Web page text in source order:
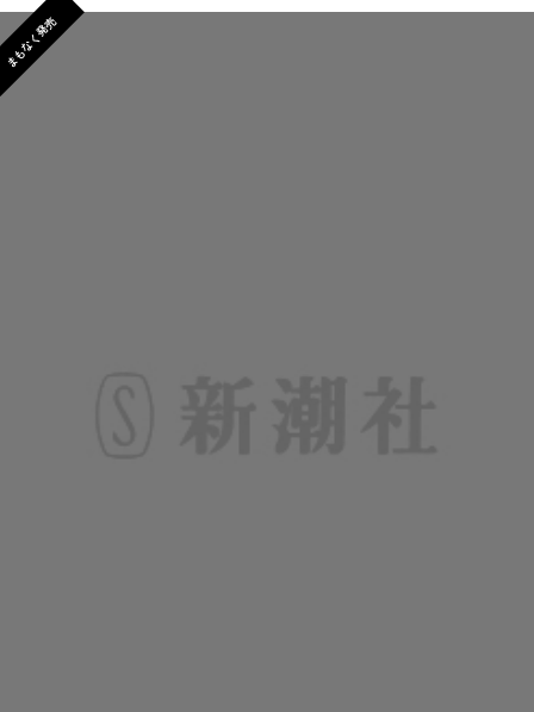
まもなく発売